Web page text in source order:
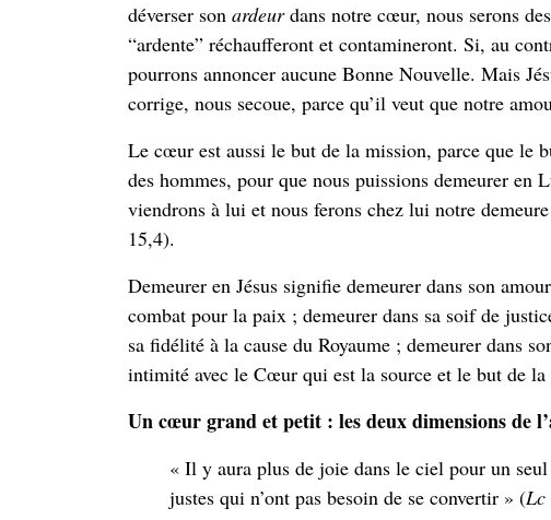
déverser son ardeurdans notre cœur, nous serons
“ardente” réchaufferont et contamineront. Si, au
pourrons annoncer aucune Bonne Nouvelle. Mais
corrige, nous secoue, parce qu’il veut que notre
Le cœur est aussi le but de la mission, parce que le
des hommes, pour que nous puissions demeurer en
viendrons à lui et nous ferons chez lui notre
15,4).
Demeurer en Jésus signifie demeurer dans son
combat pour la paix ; demeurer dans sa soif de
sa fidélité à la cause du Royaume ; demeurer dans
intimité avec le Cœur qui est la source et le but de la
Un cœur grand et petit : les deux dimensions de
« Il y aura plus de joie dans le ciel pour un
justes qui n’ont pas besoin de se convertir » (Lc